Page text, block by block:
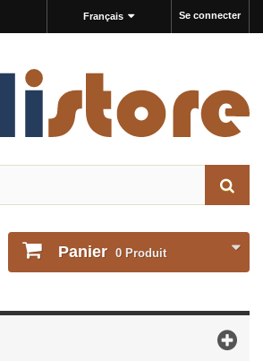
Se connecter
Français
Panier 0 Produit